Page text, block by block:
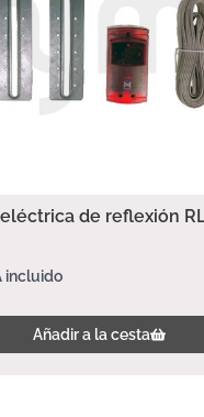
de reflexión
incluido
Añadir a la cesta